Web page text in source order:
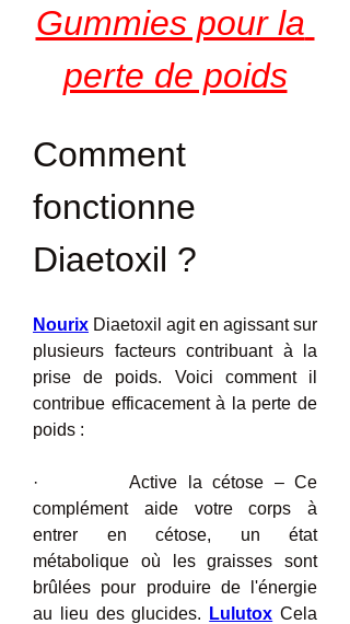
Gummies pour la
perte de poids
Comment
fonctionne
Diaetoxil ?
Nourix Diaetoxil agit en agissant sur
plusieurs facteurs contribuant à la
prise de poids. Voici comment il
contribue efficacement à la perte de
poids :
·         Active la cétose – Ce
complément aide votre corps à
entrer en cétose, un état
métabolique où les graisses sont
brûlées pour produire de l'énergie
au lieu des glucides.
Lulutox Cela